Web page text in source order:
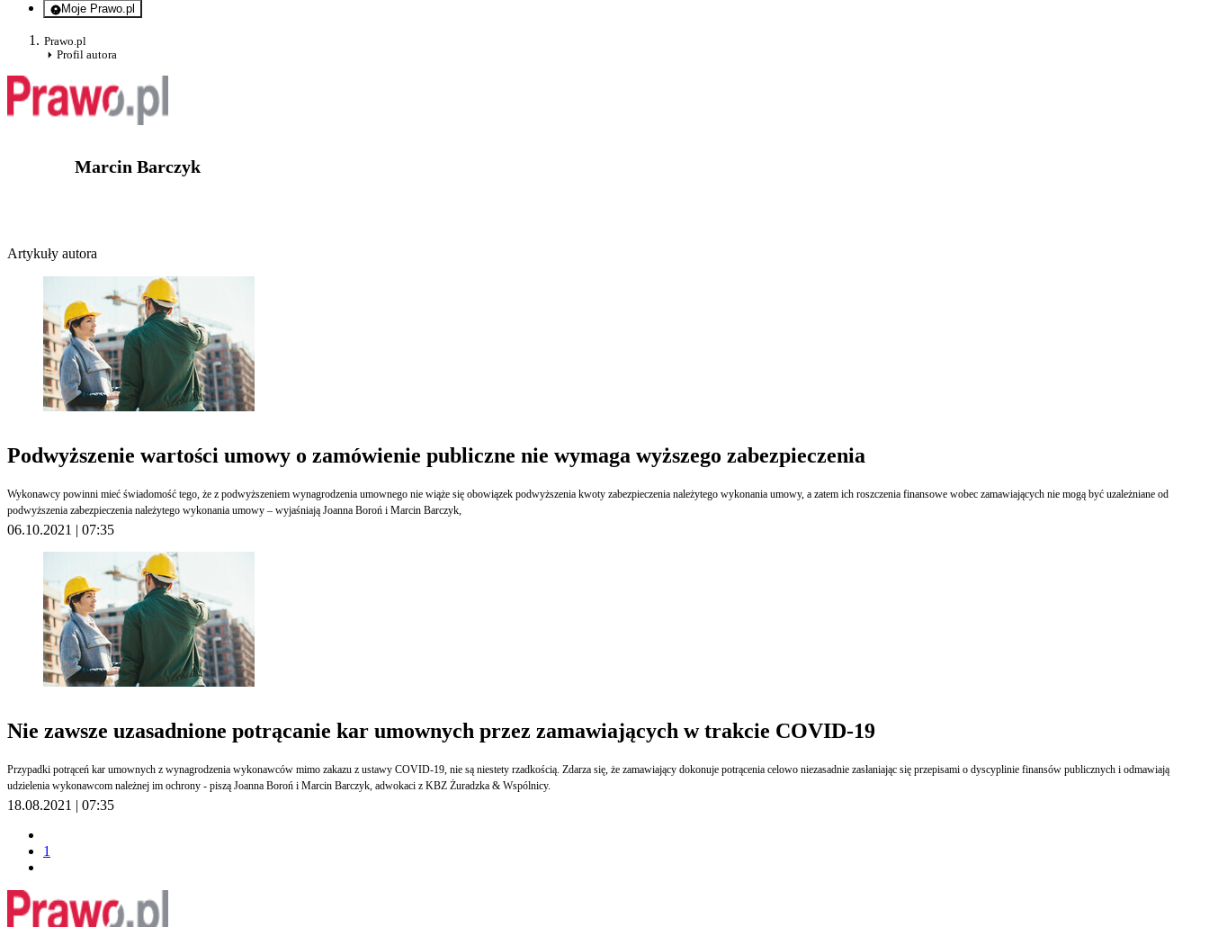
Moje Prawo.pl
- rejestracja i logowanie do serwisu
Prawo.pl
Profil autora
Marcin Barczyk
Artykuły autora
Podwyższenie wartości umowy o zamówienie publiczne nie wymaga wyższego zabezpieczenia
Wykonawcy powinni mieć świadomość tego, że z podwyższeniem wynagrodzenia umownego nie wiąże się obowiązek podwyższenia kwoty zabezpieczenia należytego wykonania umowy, a zatem ich roszczenia finansowe wobec zamawiających nie mogą być uzależniane od
podwyższenia zabezpieczenia należytego wykonania umowy – wyjaśniają Joanna Boroń i Marcin Barczyk,
06.10.2021 | 07:35
Nie zawsze uzasadnione potrącanie kar umownych przez zamawiających w trakcie COVID-19
Przypadki potrąceń kar umownych z wynagrodzenia wykonawców mimo zakazu z ustawy COVID-19, nie są niestety rzadkością. Zdarza się, że zamawiający dokonuje potrącenia celowo niezasadnie zasłaniając się przepisami o dyscyplinie finansów publicznych i odmawiają
udzielenia wykonawcom należnej im ochrony - piszą Joanna Boroń i Marcin Barczyk, adwokaci z KBZ Żuradzka & Wspólnicy.
18.08.2021 | 07:35
1